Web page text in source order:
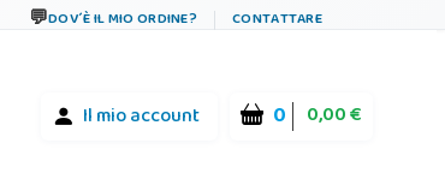
DOV´È IL MIO ORDINE? CONTATTARE
Il mio account 0 0,00 €